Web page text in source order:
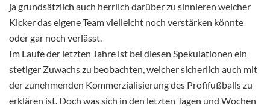
ja grundsätzlich auch herrlich darüber zu sinnieren welcher
Kicker das eigene Team vielleicht noch verstärken könnte
oder gar noch verlässt.
Im Laufe der letzten Jahre ist bei diesen Spekulationen ein
stetiger Zuwachs zu beobachten, welcher sicherlich auch mit
der zunehmenden Kommerzialisierung des Profifußballs zu
erklären ist. Doch was sich in den letzten Tagen und Wochen